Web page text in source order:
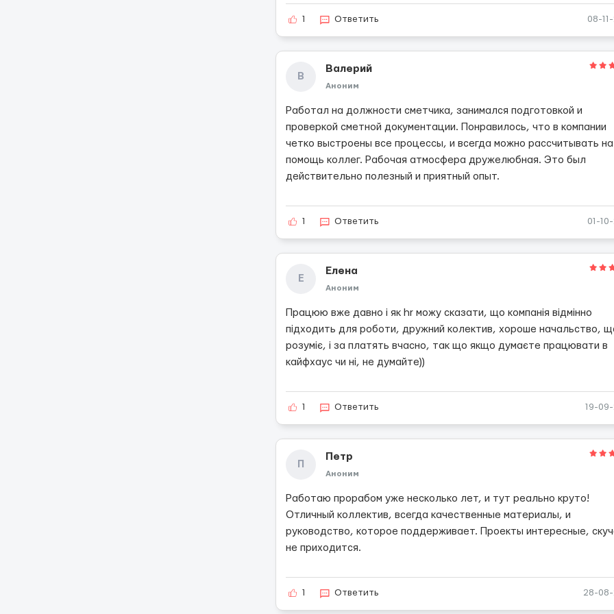
1 Ответить 08-
В
Валерий
Аноним
Работал на должности сметчика, занимался подготовкой и
проверкой сметной документации. Понравилось, что в компании
четко выстроены все процессы, и всегда можно рассчитывать на
помощь коллег. Рабочая атмосфера дружелюбная. Это был
действительно полезный и приятный опыт.
1 Ответить 01-
Е
Елена
Аноним
Працюю вже давно і як hr можу сказати, що компанія відмінно
підходить для роботи, дружний колектив, хороше начальство,
розуміє, і за платять вчасно, так що якщо думаєте працювати в
кайфхаус чи ні, не думайте))
1 Ответить 19-
П
Петр
Аноним
Работаю прорабом уже несколько лет, и тут реально круто!
Отличный коллектив, всегда качественные материалы, и
руководство, которое поддерживает. Проекты интересные,
не приходится.
1 Ответить 28-